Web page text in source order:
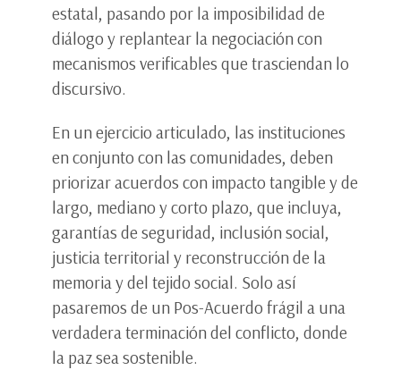
estatal, pasando por la imposibilidad de
diálogo y replantear la negociación con
mecanismos verificables que trasciendan lo
discursivo.
En un ejercicio articulado, las instituciones
en conjunto con las comunidades, deben
priorizar acuerdos con impacto tangible y de
largo, mediano y corto plazo, que incluya,
garantías de seguridad, inclusión social,
justicia territorial y reconstrucción de la
memoria y del tejido social. Solo así
pasaremos de un Pos-Acuerdo frágil a una
verdadera terminación del conflicto, donde
la paz sea sostenible.